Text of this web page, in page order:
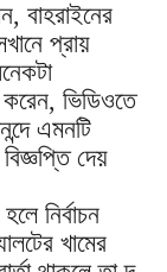
বাহরাইনের
প্রায়
করেন, ভিডিওতে
এমনটি
দেয়
নির্বাচন
খামের